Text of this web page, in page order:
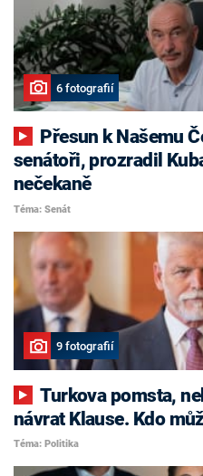
6 fotografií
senátoři, prozradil
nečekaně
Téma: Senát
9 fotografií
Turkova pomsta, nekonfliktní Havlíček i
návrat Klause. Kdo
Téma: Politika